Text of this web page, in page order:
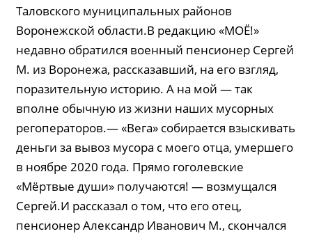
Таловского муниципальных районов
Воронежской области.В редакцию «МОЁ!»
недавно обратился военный пенсионер Сергей
М. из Воронежа, рассказавший, на его взгляд,
поразительную историю. А на мой — так
вполне обычную из жизни наших мусорных
регоператоров.— «Вега» собирается взыскивать
деньги за вывоз мусора с моего отца, умершего
в ноябре 2020 года. Прямо гоголевские
«Мёртвые души» получаются! — возмущался
Сергей.И рассказал о том, что его отец,
пенсионер Александр Иванович М., скончался